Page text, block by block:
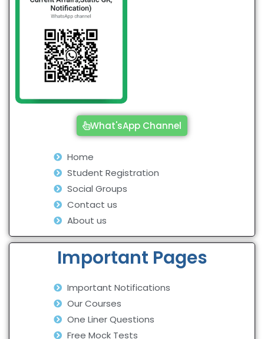
What'sApp Channel
Home
Student Registration
Social Groups
Contact us
About us
Important Pages
Important Notifications
Our Courses
One Liner Questions
Free Mock Tests